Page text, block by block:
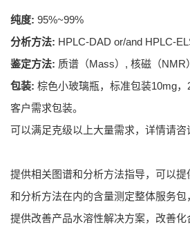
纯度: 95%~99%
分析方法: HPLC-DAD or/and HPLC-
鉴定方法: 质谱（Mass）, 核磁（NMR）
包装: 棕色小玻璃瓶，标准包装10mg
客户需求包装。
可以满足克级以上大量需求，详情请咨
提供相关图谱和分析方法指导，可以
和分析方法在内的含量测定整体服务包
提供改善产品水溶性解决方案，改善化